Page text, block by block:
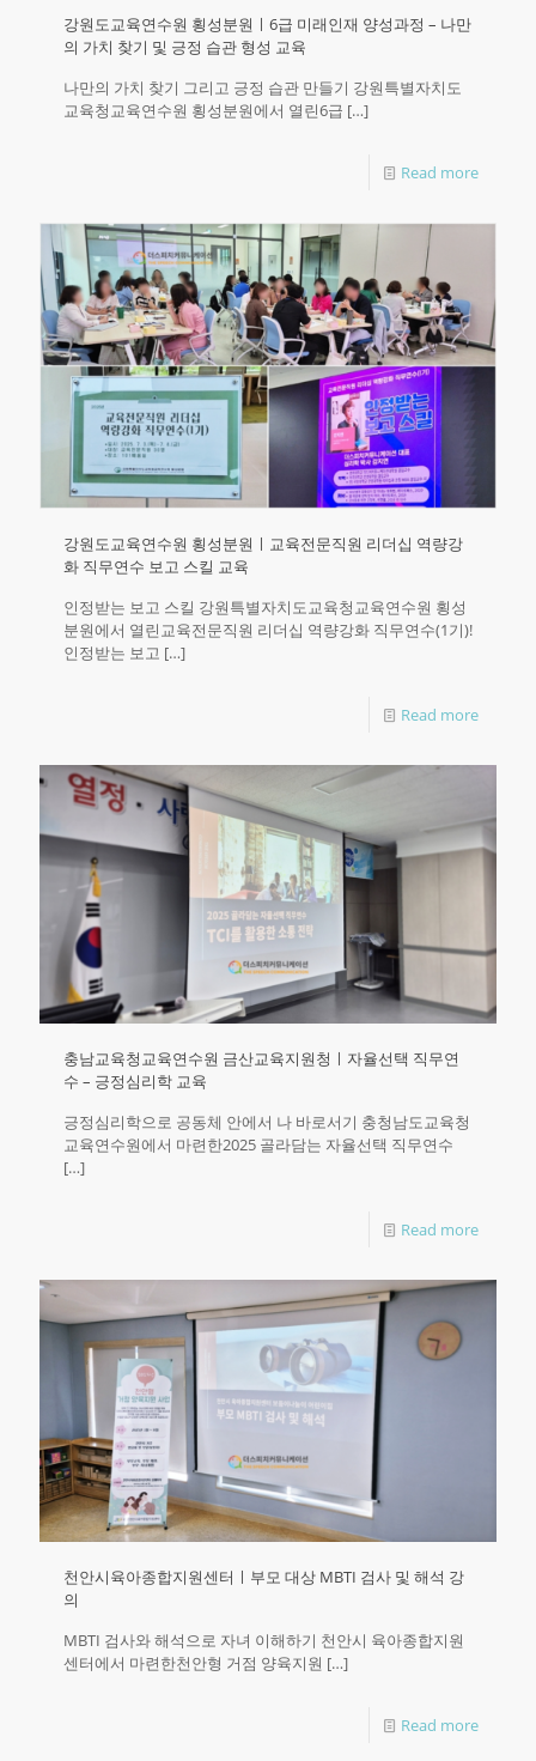
강원도교육연수원 횡성분원ㅣ6급 미래인재 양성과정 – 나만
의 가치 찾기 및 긍정 습관 형성 교육
나만의 가치 찾기 그리고 긍정 습관 만들기 강원특별자치도
교육청교육연수원 횡성분원에서 열린6급 […]
Read more
강원도교육연수원 횡성분원ㅣ교육전문직원 리더십 역량강
화 직무연수 보고 스킬 교육
인정받는 보고 스킬 강원특별자치도교육청교육연수원 횡성
분원에서 열린교육전문직원 리더십 역량강화 직무연수(1기)!
인정받는 보고 […]
Read more
충남교육청교육연수원 금산교육지원청ㅣ자율선택 직무연
수 – 긍정심리학 교육
긍정심리학으로 공동체 안에서 나 바로서기 충청남도교육청
교육연수원에서 마련한2025 골라담는 자율선택 직무연수
[…]
Read more
천안시육아종합지원센터ㅣ부모 대상 MBTI 검사 및 해석 강
의
MBTI 검사와 해석으로 자녀 이해하기 천안시 육아종합지원
센터에서 마련한천안형 거점 양육지원 […]
Read more